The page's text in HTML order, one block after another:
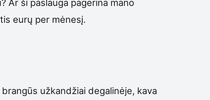
Ar ši paslauga pagerina mano
eurų per mėnesį.
užkandžiai degalinėje, kava